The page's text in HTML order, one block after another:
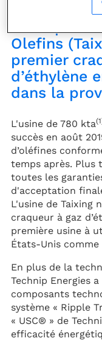
licence
Olefins
premier
d’éthylène
dans la
L'usine de 780 kta
succès en août
d’oléfines
temps après. Plus
toutes les
d'acceptation
L'usine de Taixing
craqueur à gaz
première usine à
États-Unis
En plus de la
Technip Energies
composants
système « Ripple
« USC® » de
efficacité